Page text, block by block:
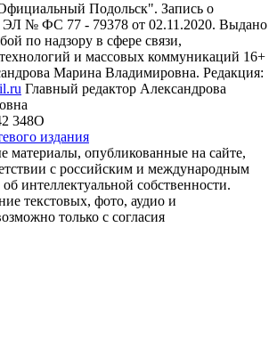
Подольск". Запись о
№ ФС 77 - 79378 от 02.11.2020. Выдано
по надзору в сфере связи,
и массовых коммуникаций 16+
Марина Владимировна. Редакция:
Главный редактор Александрова
348О
издания
материалы, опубликованные на сайте,
с российским и международным
об интеллектуальной собственности.
текстовых, фото, аудио и
только с согласия